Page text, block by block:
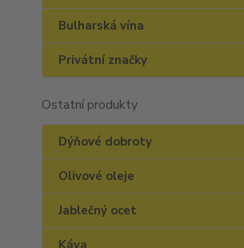
Bulharská vína
Privátní značky
Ostatní produkty
Dýňové dobroty
Olivové oleje
Jablečný ocet
Káva